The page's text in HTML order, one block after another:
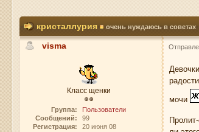
кристаллурия очень нуждаюсь в советах
visma
Класс щенки
Группа:
Пользователи
Сообщений:
99
Регистрация:
20 июня 08
мочи